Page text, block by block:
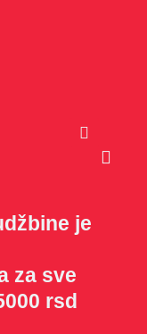
Cart
je
za sve
rsd